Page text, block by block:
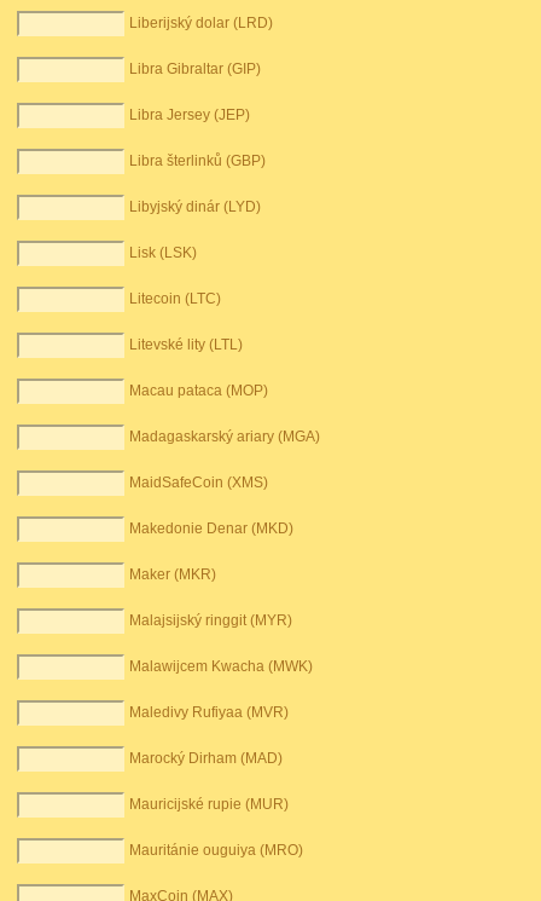
Liberijský dolar (LRD)
Libra Gibraltar (GIP)
Libra Jersey (JEP)
Libra šterlinků (GBP)
Libyjský dinár (LYD)
Lisk (LSK)
Litecoin (LTC)
Litevské lity (LTL)
Macau pataca (MOP)
Madagaskarský ariary (MGA)
MaidSafeCoin (XMS)
Makedonie Denar (MKD)
Maker (MKR)
Malajsijský ringgit (MYR)
Malawijcem Kwacha (MWK)
Maledivy Rufiyaa (MVR)
Marocký Dirham (MAD)
Mauricijské rupie (MUR)
Mauritánie ouguiya (MRO)
MaxCoin (MAX)